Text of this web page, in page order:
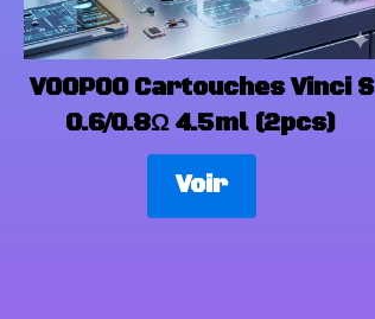
VOOPOO Cartouches Vinci S
0.6/0.8Ω 4.5ml (2pcs)
Voir